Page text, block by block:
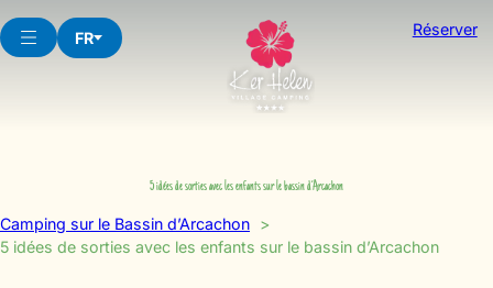
au
contenu
FR Réserver
5 idées de sorties avec les enfants sur le bassin d’Arcachon
Camping sur le Bassin d’Arcachon
5 idées de sorties avec les enfants sur le bassin d’Arcachon